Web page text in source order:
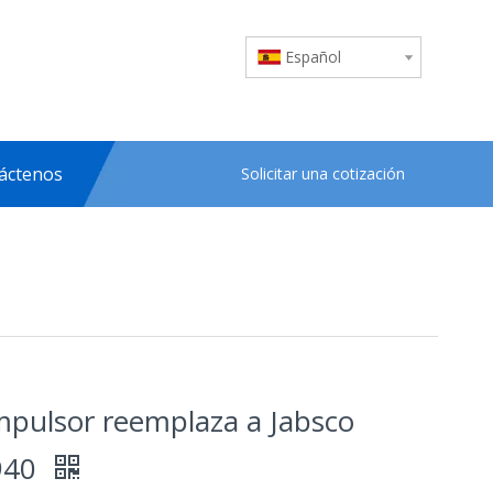
Español
Solicitar una cotización
reemplaza a Jabsco